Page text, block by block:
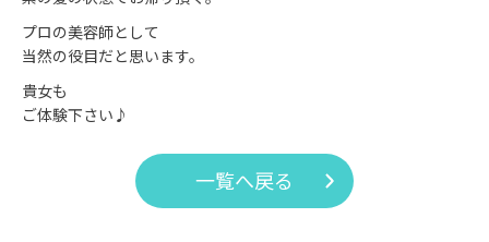
プロの美容師として
当然の役目だと思います。
貴女も
ご体験下さい♪
一覧へ戻る